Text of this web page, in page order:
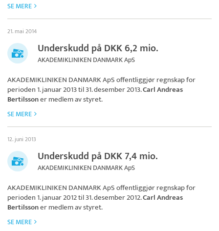
SE MERE
21. mai 2014
Underskudd på DKK 6,2 mio.
AKADEMIKLINIKEN DANMARK ApS
AKADEMIKLINIKEN DANMARK ApSoffentliggjør regnskap for
perioden 1. januar 2013 til 31. desember 2013.Carl Andreas
Bertilssoner medlem av styret.
SE MERE
12. juni 2013
Underskudd på DKK 7,4 mio.
AKADEMIKLINIKEN DANMARK ApS
AKADEMIKLINIKEN DANMARK ApSoffentliggjør regnskap for
perioden 1. januar 2012 til 31. desember 2012.Carl Andreas
Bertilssoner medlem av styret.
SE MERE